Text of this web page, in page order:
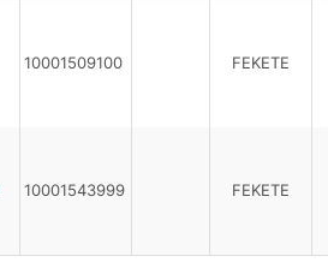
10001509100 FEKETE
10001543999 FEKETE